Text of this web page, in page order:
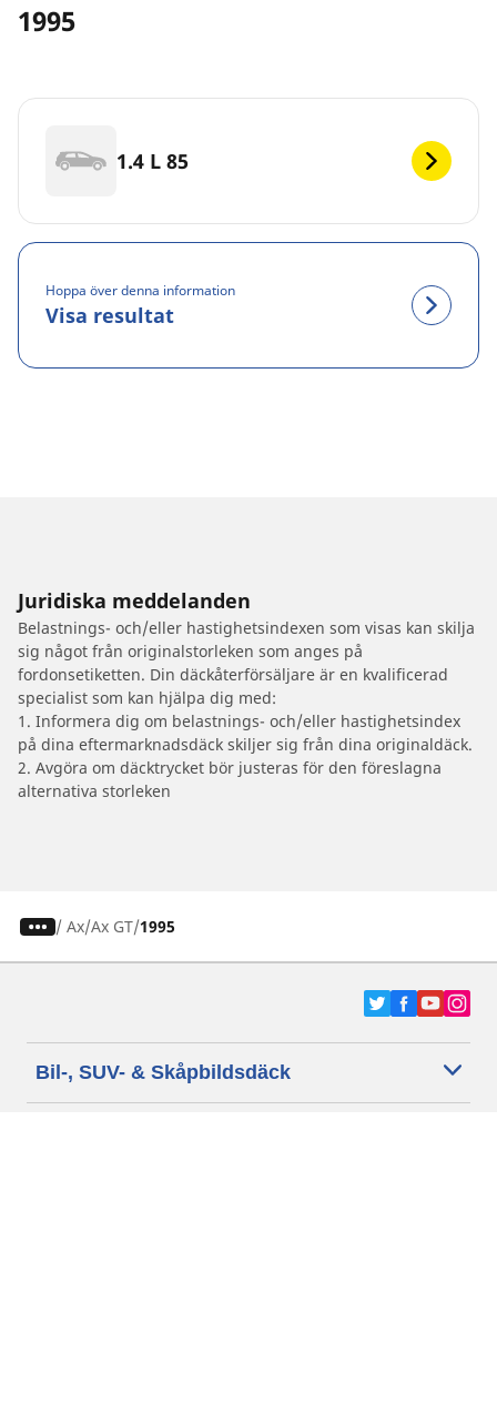
1995
1.4 L 85
Hoppa över denna information
Visa resultat
Juridiska meddelanden
Belastnings- och/eller hastighetsindexen som visas kan skilja
sig något från originalstorleken som anges på
fordonsetiketten. Din däckåterförsäljare är en kvalificerad
specialist som kan hjälpa dig med:
1. Informera dig om belastnings- och/eller hastighetsindex
på dina eftermarknadsdäck skiljer sig från dina originaldäck.
2. Avgöra om däcktrycket bör justeras för den föreslagna
alternativa storleken
/ Ax Ax GT 1995
Bil-, SUV- & Skåpbildsdäck